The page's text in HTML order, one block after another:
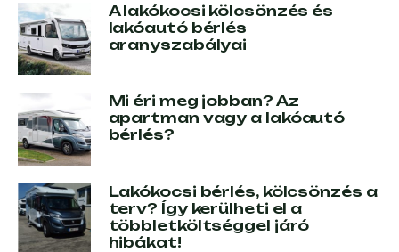
A lakókocsi kölcsönzés és
lakóautó bérlés
aranyszabályai
Mi éri meg jobban? Az
apartman vagy a lakóautó
bérlés?
Lakókocsi bérlés, kölcsönzés a
terv? Így kerülheti el a
többletköltséggel járó
hibákat!